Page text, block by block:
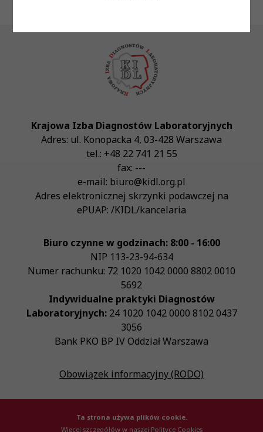
Krajowa Izba Diagnostów Laboratoryjnych
Adres: ul. Konopacka 4, 03-428 Warszawa
tel.: +48 22 741 21 55
fax: ---
e-mail: biuro@kidl.org.pl
Adres elektronicznej skrzynki podawczej na
ePUAP: /KIDL/kancelaria
Biuro czynne w godzinach: 8:00 - 16:00
NIP 113-23-94-634
Numer rachunku: 72 1020 1042 0000 8802 0010
5692
Indywidualne praktyki Diagnostów
Laboratoryjnych:24 1020 1042 0000 8102 0437
3056
Bank PKO BP IV Oddział Warszawa
Obowiązek informacyjny (RODO)
Ta strona używa plików cookie.
Więcej szczegółów w naszej Polityce Cookies